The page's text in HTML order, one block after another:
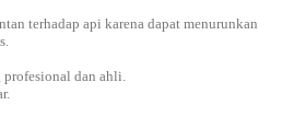
terhadap api karena dapat menurunkan
profesional dan ahli.